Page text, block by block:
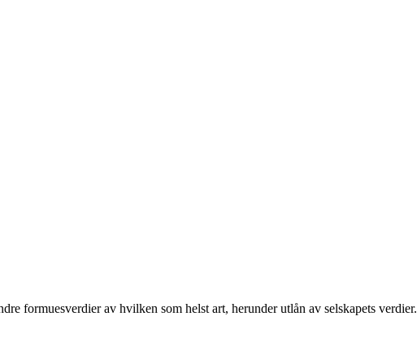
formuesverdier av hvilken som helst art, herunder utlån av selskapets verdier.